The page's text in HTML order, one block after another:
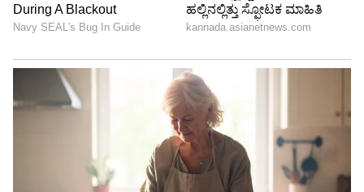
ಸೌದಿ ಅರೇಬಿಯಾ ವಿರುದ್ಧ ಜೂನ್‌ 15 ರಂದು ಉರುಗ್ವೆ
ತಂಡದ ಪಂದ್ಯದ ವೇಳೆ ಉರುಗ್ವೆ ತಂಡದ ಅಭಿಮಾನಿಗಳು
ಸ್ಟೇಡಿಯಂ ಗ್ಯಾಲರಿಯಿಂದ ಫೋಟೋ ತೆಗೆದು
ಸಂಭ್ರಮಿಸಿದರು.